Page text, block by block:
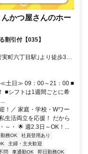
かつ屋さんのホー
引付【035】
町六丁目駅｣より徒歩3分
土日≫ 09：00～21：00 ■
■シフトは1週間ごとに希
！／ 家庭・学校・Wワー
生活両立を応援！ だから
～・ 🌟 週2.3日～OK！...
務OK
社員登用あり
主婦・主夫歓迎
問 車通勤OK
即日勤務OK